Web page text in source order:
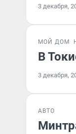
3 декабря,
МОЙ ДОМ
В
3 декабря,
АВТО